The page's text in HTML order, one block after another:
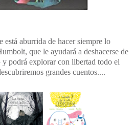
está aburrida de hacer siempre lo
que le ayudará a deshacerse de
y podrá explorar con libertad todo el
grandes cuentos....